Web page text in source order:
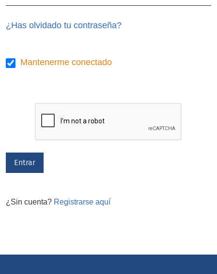
¿Has olvidado tu contraseña?
Mantenerme conectado
Entrar
¿Sin cuenta? Registrarse aquí